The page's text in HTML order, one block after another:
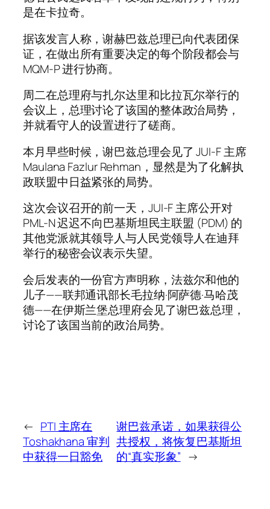
是在卡拉奇。
据该发言人称，谢赫巴兹总理已向代表团保
证，在做出所有重要决定的每个阶段都会与
MQM-P 进行协商。
周二在总理府与扎尔达里和比拉瓦尔举行的
会议上，总理讨论了该国的整体政治局势，
并就看守人的设置进行了磋商。
本月早些时候，谢巴兹总理会见了 JUI-F 主席
Maulana Fazlur Rehman，显然是为了化解执
政联盟中日益紧张的局势。
这次会议召开的前一天，JUI-F 主席公开对
PML-N 迟迟不向巴基斯坦民主联盟 (PDM) 的
其他党派就其领导人与人民党领导人在迪拜
举行的秘密会议表示失望。
会后发表的一份官方声明称，法兹尔和他的
儿子——联邦通讯部长毛拉纳·阿萨德·马哈茂
德——在伊斯兰堡总理府会见了谢巴兹总理，
讨论了该国当前的政治局势。
← PTI 主席在
Toshakhana 审判
中获得一日豁免
谢巴兹承诺，如果获得公
共授权，将恢复巴基斯坦
的“真实形象” →